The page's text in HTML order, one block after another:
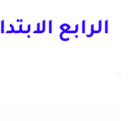
الرابع